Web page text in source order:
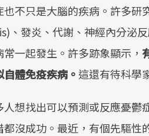
也不只是大腦的疾病。許多
、發炎、代謝、神經內分泌
常一起發生。許多跡象顯示，
體免疫疾病。 這還有待科學
人想找出可以預測或反應憂
都沒成功。最近，有個先驅